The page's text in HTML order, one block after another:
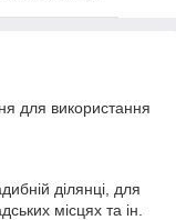
для використання
ділянці, для
місцях та ін.